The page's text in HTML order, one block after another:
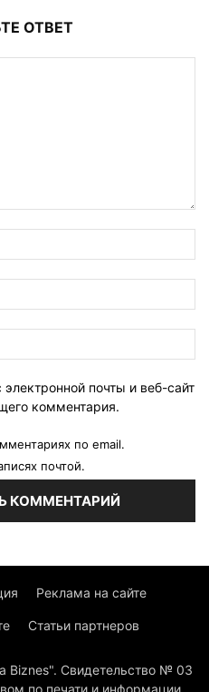
ОТВЕТ
почты и веб-сайт
комментария.
по email.
почтой.
Реклама на сайте
Статьи партнеров
Biznes". Свидетельство № 03